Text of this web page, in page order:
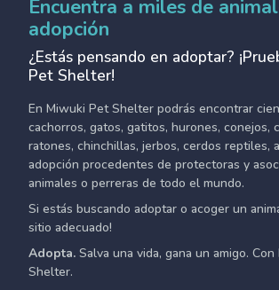
Encuentra a miles de
adopción
¿Estás pensando en adoptar?
Pet Shelter!
En Miwuki Pet Shelter podrás encontrar
cachorros, gatos, gatitos, hurones, conejos,
ratones, chinchillas, jerbos, cerdos reptiles,
adopción procedentes de protectoras y
animales o perreras de todo el mundo.
Si estás buscando adoptar o acoger un
sitio adecuado!
Adopta. Salva una vida, gana un amigo.
Shelter.